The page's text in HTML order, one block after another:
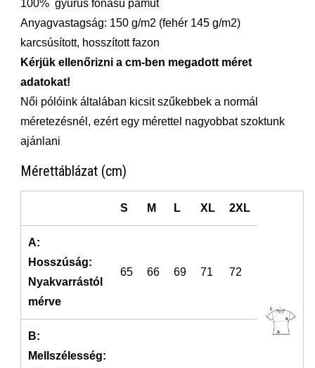
100% gyűrűs fonású pamut
Anyagvastagság: 150 g/m2 (fehér 145 g/m2)
karcsúsított, hosszított fazon
Kérjük ellenőrizni a cm-ben megadott méret
adatokat!
Női pólóink általában kicsit szűkebbek a normál
méretezésnél, ezért egy mérettel nagyobbat szoktunk
ajánlani
Mérettáblázat (cm)
S M L XL 2XL
A:
Hosszúság:
Nyakvarrástól
mérve
65 66 69 71 72
B:
Mellszélesség: